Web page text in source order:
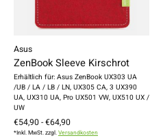
Asus
ZenBook Sleeve Kirschrot
Erhältlich für: Asus ZenBook UX303 UA
/UB / LA / LB / LN, UX305 CA, 3 UX390
UA, UX310 UA, Pro UX501 VW, UX510 UX /
UW
€54,90 - €64,90
*Inkl. MwSt. zzgl.Versandkosten